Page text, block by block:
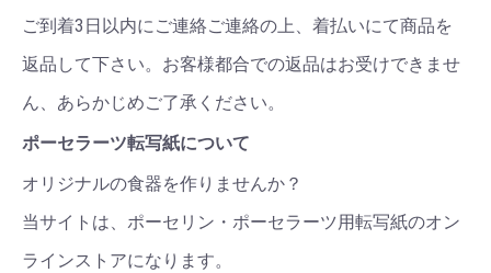
ご到着3日以内にご連絡ご連絡の上、着払いにて商品を
返品して下さい。お客様都合での返品はお受けできませ
ん、あらかじめご了承ください。
ポーセラーツ転写紙について
オリジナルの食器を作りませんか？
当サイトは、ポーセリン・ポーセラーツ用転写紙のオン
ラインストアになります。